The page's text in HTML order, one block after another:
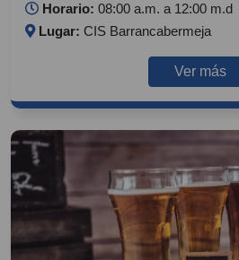
Horario: 08:00 a.m. a 12:00 m.d
Lugar: CIS Barrancabermeja
Ver más